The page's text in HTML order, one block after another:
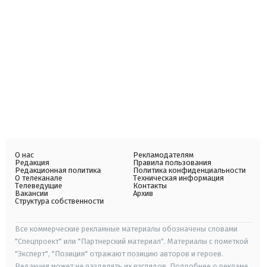
О нас
Редакция
Редакционная политика
О телеканале
Телеведущие
Вакансии
Структура собственности
Рекламодателям
Правила пользования
Политика конфиденциальности
Техническая информация
Контакты
Архив
Все коммерческие рекламные материалы обозначены словами
"Спецпроект" или "Партнерский материал". Материалы с пометкой
"Эксперт", "Позиция" отражают позицию авторов и героев.